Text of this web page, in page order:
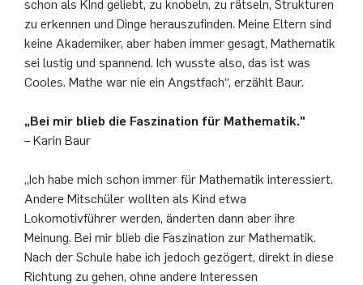
schon als Kind geliebt, zu knobeln, zu rätseln, Strukturen
zu erkennen und Dinge herauszufinden. Meine Eltern sind
keine Akademiker, aber haben immer gesagt, Mathematik
sei lustig und spannend. Ich wusste also, das ist was
Cooles. Mathe war nie ein Angstfach“, erzählt Baur.
„Bei mir blieb die Faszination für Mathematik."
– Karin Baur
„Ich habe mich schon immer für Mathematik interessiert.
Andere Mitschüler wollten als Kind etwa
Lokomotivführer werden, änderten dann aber ihre
Meinung. Bei mir blieb die Faszination zur Mathematik.
Nach der Schule habe ich jedoch gezögert, direkt in diese
Richtung zu gehen, ohne andere Interessen